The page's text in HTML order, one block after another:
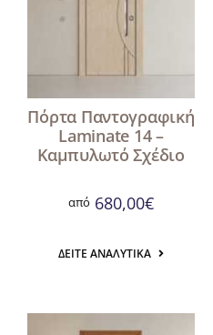
Πόρτα Παντογραφική
Laminate 14 –
Καμπυλωτό Σχέδιο
από 680,00€
ΔΕΊΤΕ ΑΝΑΛΥΤΙΚΆ
Αναζήτηση
για: